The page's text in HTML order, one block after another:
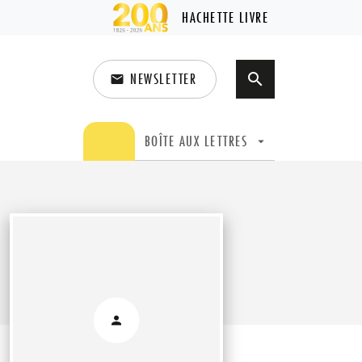
HACHETTE LIVRE
email NEWSLETTER search
BOÎTE AUX LETTRES arrow_drop_down